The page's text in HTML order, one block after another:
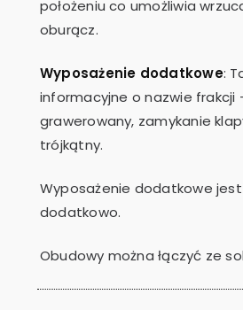
położeniu co umożliwia
oburącz.
Wyposażenie dodatkowe:
informacyjne o nazwie frakcji
grawerowany, zamykanie
trójkątny.
Wyposażenie dodatkowe jest
dodatkowo.
Obudowy można łączyć ze